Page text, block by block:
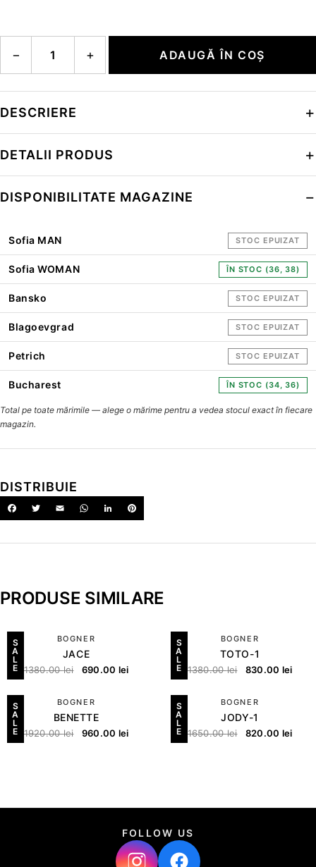
− + ADAUGĂ ÎN COȘ
DESCRIERE
DETALII PRODUS
DISPONIBILITATE MAGAZINE
Sofia MAN STOC EPUIZAT
Sofia WOMAN ÎN STOC (36, 38)
Bansko STOC EPUIZAT
Blagoevgrad STOC EPUIZAT
Petrich STOC EPUIZAT
Bucharest ÎN STOC (34, 36)
Total pe toate mărimile — alege o mărime pentru a vedea stocul exact în fiecare
magazin.
DISTRIBUIE
PRODUSE SIMILARE
S
A
L
E
BOGNER
JACE
1380.00lei 690.00 lei
S
A
L
E
BOGNER
TOTO-1
1380.00lei 830.00 lei
S
A
L
E
BOGNER
BENETTE
1920.00lei 960.00 lei
S
A
L
E
BOGNER
JODY-1
1650.00lei 820.00 lei
FOLLOW US